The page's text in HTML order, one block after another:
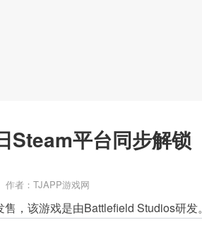
Steam平台同步解锁
作者：TJAPP游戏网
，该游戏是由Battlefield Studios研发。